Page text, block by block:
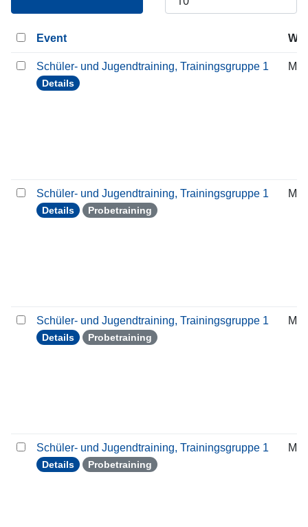
Event
Schüler- und Jugendtraining, Trainingsgruppe 1
Details
Schüler- und Jugendtraining, Trainingsgruppe 1
Details Probetraining
Schüler- und Jugendtraining, Trainingsgruppe 1
Details Probetraining
Schüler- und Jugendtraining, Trainingsgruppe 1
Details Probetraining